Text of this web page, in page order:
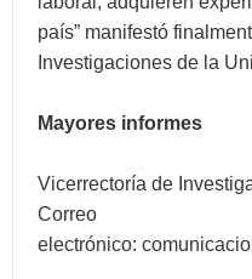
país” manifestó
Investigaciones de la
Mayores informes
Vicerrectoría de
Correo
electrónico: